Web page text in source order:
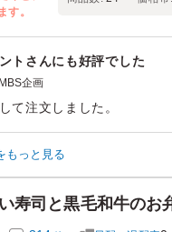
す。
トさんにも好評でした
企画
て注文しました。
たので、軽く食べられる
です。
べやすく、みんなに好評
女性でも完食していまし
撮影
もっと見る
寿司と黒毛和牛のお